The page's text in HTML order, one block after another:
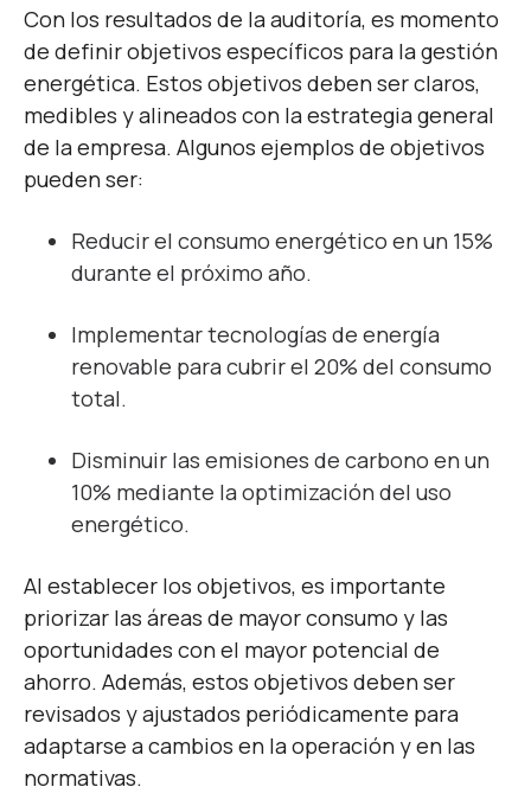
Con los resultados de la auditoría, es momento
de definir objetivos específicos para la gestión
energética. Estos objetivos deben ser claros,
medibles y alineados con la estrategia general
de la empresa. Algunos ejemplos de objetivos
pueden ser:
Reducir el consumo energético en un 15%
durante el próximo año.
Implementar tecnologías de energía
renovable para cubrir el 20% del consumo
total.
Disminuir las emisiones de carbono en un
10% mediante la optimización del uso
energético.
Al establecer los objetivos, es importante
priorizar las áreas de mayor consumo y las
oportunidades con el mayor potencial de
ahorro. Además, estos objetivos deben ser
revisados y ajustados periódicamente para
adaptarse a cambios en la operación y en las
normativas.